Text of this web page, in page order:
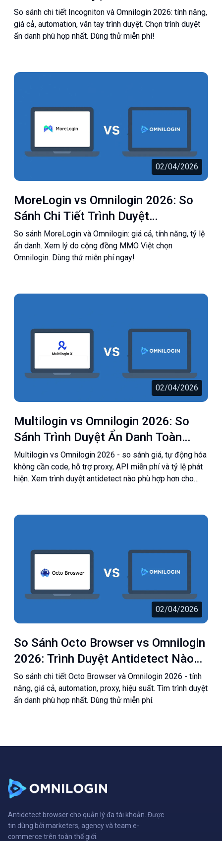
Tốt Hơn?
So sánh chi tiết Incogniton và Omnilogin 2026: tính năng,
giá cả, automation, vân tay trình duyệt. Chọn trình duyệt
ẩn danh phù hợp nhất. Dùng thử miễn phí!
02/04/2026
MoreLogin vs Omnilogin 2026: So
Sánh Chi Tiết Trình Duyệt
Antidetect | Omnilogin
So sánh MoreLogin và Omnilogin: giá cả, tính năng, tỷ lệ
ẩn danh. Xem lý do cộng đồng MMO Việt chọn
Omnilogin. Dùng thử miễn phí ngay!
02/04/2026
Multilogin vs Omnilogin 2026: So
Sánh Trình Duyệt Ẩn Danh Toàn
Diện
Multilogin vs Omnilogin 2026 - so sánh giá, tự động hóa
không cần code, hỗ trợ proxy, API miễn phí và tỷ lệ phát
hiện. Xem trình duyệt antidetect nào phù hợp hơn cho
02/04/2026
So Sánh Octo Browser vs Omnilogin
2026: Trình Duyệt Antidetect Nào
Tốt Hơn?
So sánh chi tiết Octo Browser và Omnilogin 2026 - tính
năng, giá cả, automation, proxy, hiệu suất. Tìm trình duyệt
ẩn danh phù hợp nhất. Dùng thử miễn phí.
Antidetect browser cho quản lý đa tài khoản. Được
tin dùng bởi marketers, agency và team e-
commerce trên toàn thế giới.